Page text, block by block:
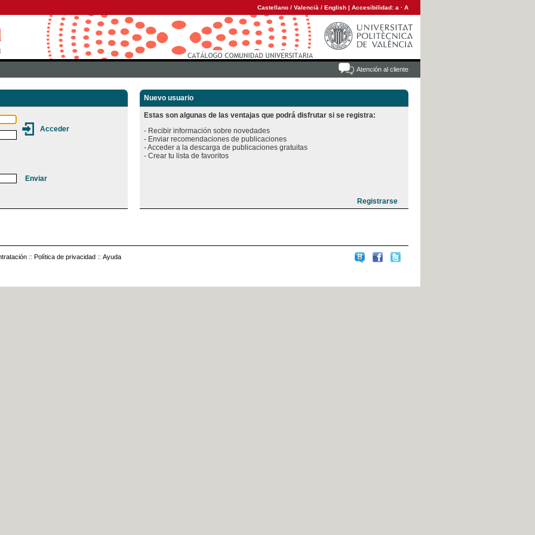
Castellano / Valencià / English | Accesibilidad: a · A
Atención al cliente
Nuevo usuario
Estas son algunas de las ventajas que podrá disfrutar si se registra:
- Recibir información sobre novedades
- Enviar recomendaciones de publicaciones
- Acceder a la descarga de publicaciones gratuitas
:: Política de privacidad :: Ayuda